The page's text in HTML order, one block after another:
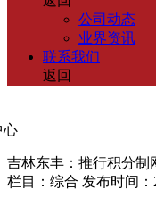
公司动态
业界资讯
联系我们
返回
吉林东丰：推行积分制
栏目：综合 发布时间：